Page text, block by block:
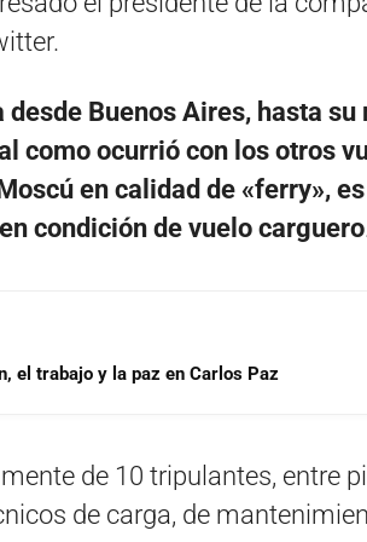
Buenos Aires, hasta su
como ocurrió con los otros
en calidad de «ferry»,
condición de vuelo carguero
el trabajo y la paz en Carlos Paz
de 10 tripulantes, entre
de carga, de